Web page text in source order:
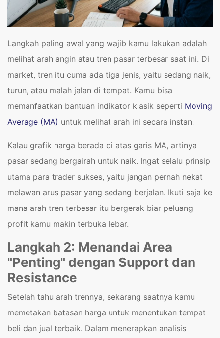
Langkah paling awal yang wajib kamu lakukan adalah
melihat arah angin atau tren pasar terbesar saat ini. Di
market, tren itu cuma ada tiga jenis, yaitu sedang naik,
turun, atau malah jalan di tempat. Kamu bisa
memanfaatkan bantuan indikator klasik seperti Moving
Average (MA) untuk melihat arah ini secara instan.
Kalau grafik harga berada di atas garis MA, artinya
pasar sedang bergairah untuk naik. Ingat selalu prinsip
utama para trader sukses, yaitu jangan pernah nekat
melawan arus pasar yang sedang berjalan. Ikuti saja ke
mana arah tren terbesar itu bergerak biar peluang
profit kamu makin terbuka lebar.
Langkah 2: Menandai Area
"Penting" dengan Support dan
Resistance
Setelah tahu arah trennya, sekarang saatnya kamu
memetakan batasan harga untuk menentukan tempat
beli dan jual terbaik. Dalam menerapkan analisis